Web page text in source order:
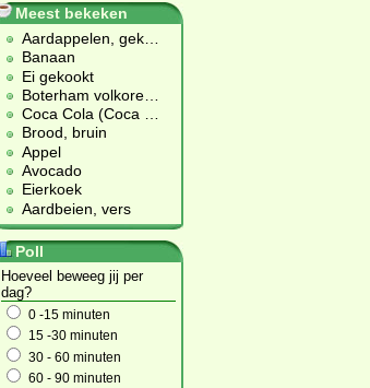
Meest bekeken
Aardappelen, gek
Banaan
Ei gekookt
Boterham volkore
Coca Cola (Coca
Brood, bruin
Appel
Avocado
Eierkoek
Aardbeien, vers
Poll
Hoeveel beweeg jij per
dag?
0 -15 minuten
15 -30 minuten
30 - 60 minuten
60 - 90 minuten